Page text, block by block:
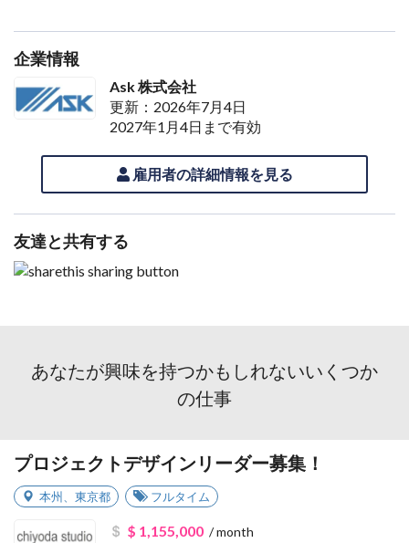
企業情報
Ask 株式会社
更新：2026年7月4日
2027年1月4日まで有効
雇用者の詳細情報を見る
友達と共有する
あなたが興味を持つかもしれないいくつか
の仕事
プロジェクトデザインリーダー募集！
本州 東京都 フルタイム
$ 1,155,000/ month